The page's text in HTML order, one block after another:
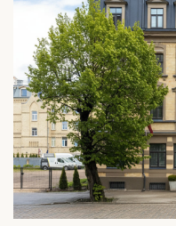
kartes
Maksājumi
Valūtas,
finanšu tirgus
darījumi
Noguldījumi
Seifi